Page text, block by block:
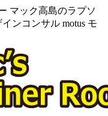
マック高島のラプソ
ンコンサル motus モ